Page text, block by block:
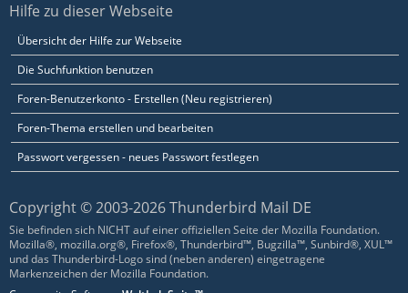
Hilfe zu dieser Webseite
Übersicht der Hilfe zur Webseite
Die Suchfunktion benutzen
Foren-Benutzerkonto - Erstellen (Neu registrieren)
Foren-Thema erstellen und bearbeiten
Passwort vergessen - neues Passwort festlegen
Copyright © 2003-2026 Thunderbird Mail DE
Sie befinden sich NICHT auf einer offiziellen Seite der Mozilla Foundation.
Mozilla®, mozilla.org®, Firefox®, Thunderbird™, Bugzilla™, Sunbird®, XUL™
und das Thunderbird-Logo sind (neben anderen) eingetragene
Markenzeichen der Mozilla Foundation.